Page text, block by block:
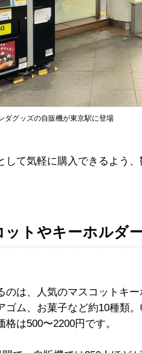
ダグッズの自販機が東京駅に登場
して気軽に購入できるよう
ットやキーホルダ
のは、人気のマスコットキ
ゴム、お菓子など約10種類
は500〜2200円です。